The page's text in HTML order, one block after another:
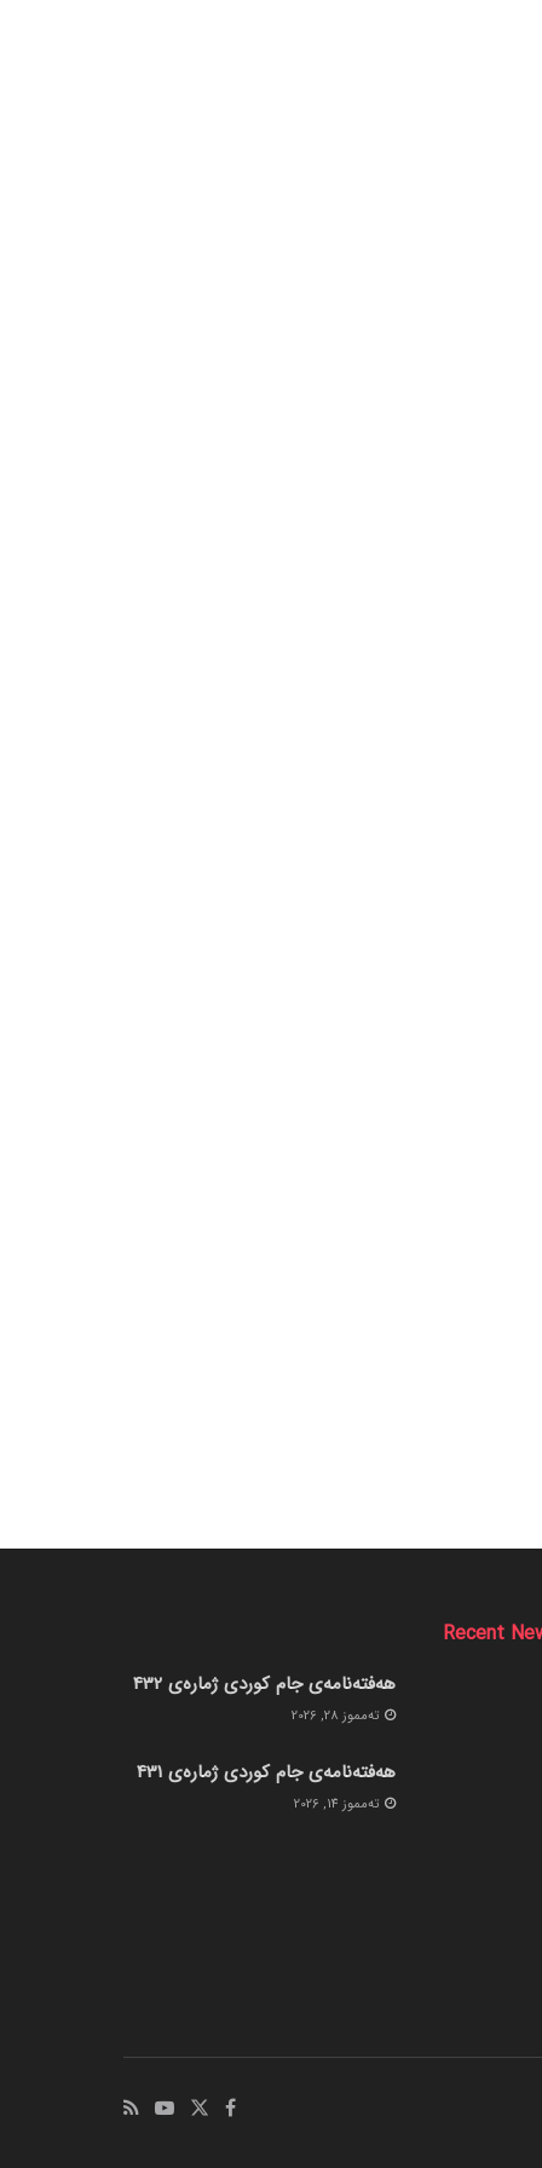
Recent
هەفتەنامەی جام کوردی ژمارەی 432
ته‌مموز 28, 2026
هەفتەنامەی جام کوردی ژمارەی 431
ته‌مموز 14, 2026